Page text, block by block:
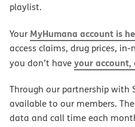
playlist.
Your MyHumana account is
access claims, drug prices,
you don’t haveyour account,
Through our partnership with
available to our members.
data and call time each